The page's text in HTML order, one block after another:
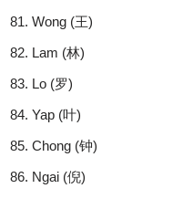
Wong (王)
Lam (林)
Lo (罗)
Yap (叶)
Chong (钟)
Ngai (倪)